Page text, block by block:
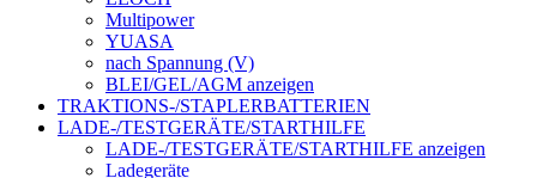
Multipower
YUASA
nach Spannung (V)
BLEI/GEL/AGM anzeigen
TRAKTIONS-/STAPLERBATTERIEN
LADE-/TESTGERÄTE/STARTHILFE
LADE-/TESTGERÄTE/STARTHILFE anzeigen
Ladegeräte